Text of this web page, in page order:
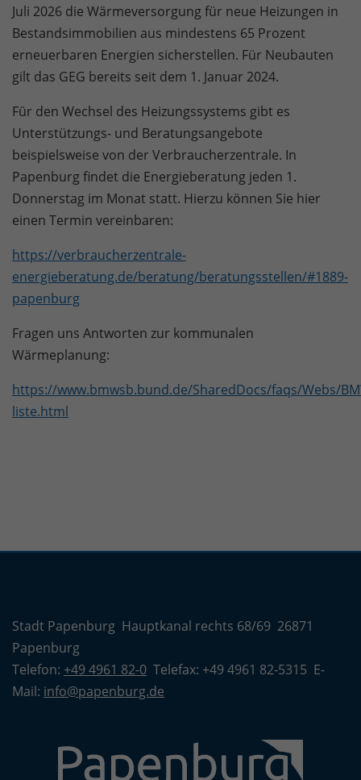
Juli 2026 die Wärmeversorgung für neue Heizungen in
Bestandsimmobilien aus mindestens 65 Prozent
erneuerbaren Energien sicherstellen. Für Neubauten
gilt das GEG bereits seit dem 1. Januar 2024.
Für den Wechsel des Heizungssystems gibt es
Unterstützungs- und Beratungsangebote
beispielsweise von der Verbraucherzentrale. In
Papenburg findet die Energieberatung jeden 1.
Donnerstag im Monat statt. Hierzu können Sie hier
einen Termin vereinbaren:
https://verbraucherzentrale-
energieberatung.de/beratung/beratungsstellen/#1889-
papenburg
Fragen uns Antworten zur kommunalen
Wärmeplanung:
https://www.bmwsb.bund.de/SharedDocs/faqs/Webs/
liste.html
Stadt Papenburg Hauptkanal rechts 68/69 26871
Papenburg
Telefon: +49 4961 82-0 Telefax: +49 4961 82-5315 E-
Mail: info@papenburg.de